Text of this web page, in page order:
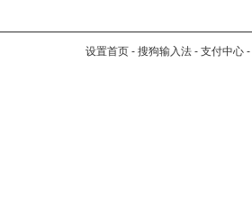
设置首页 - 搜狗输入法 - 支付中心 -